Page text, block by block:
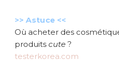
>> Astuce <<
Où acheter des
produits cute ?
testerkorea.com